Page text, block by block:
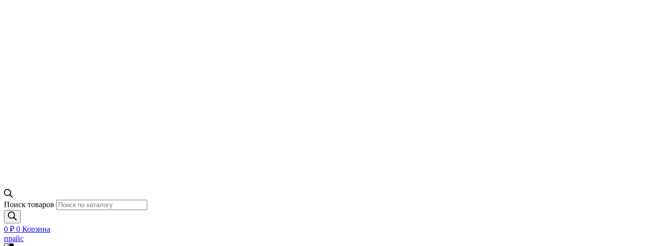
Поиск товаров
0 ₽ 0 Корзина
прайс